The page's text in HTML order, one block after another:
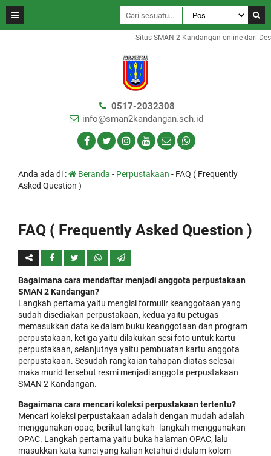
Situs SMAN 2 Kandangan online dari
0517-2032308
info@sman2kandangan.sch.id
Anda ada di : Beranda - Perpustakaan - FAQ ( Frequently
Asked Question )
FAQ ( Frequently Asked Question )
Bagaimana cara mendaftar menjadi anggota perpustakaan
SMAN 2 Kandangan?
Langkah pertama yaitu mengisi formulir keanggotaan yang
sudah disediakan perpustakaan, kedua yaitu petugas
memasukkan data ke dalam buku keanggotaan dan program
perpustakaan, ketiga yaitu dilakukan sesi foto untuk kartu
perpustakaan, selanjutnya yaitu pembuatan kartu anggota
perpustakaan. Sesudah rangkaian tahapan diatas selesai
maka murid tersebut resmi menjadi anggota perpustakaan
SMAN 2 Kandangan.
Bagaimana cara mencari koleksi perpustakaan tertentu?
Mencari koleksi perpustakaan adalah dengan mudah adalah
menggunakan opac, berikut langkah- langkah menggunakan
OPAC. Langkah pertama yaitu buka halaman OPAC, lalu
masukkan kata kunci yang kalian ketahui di dalam kolom